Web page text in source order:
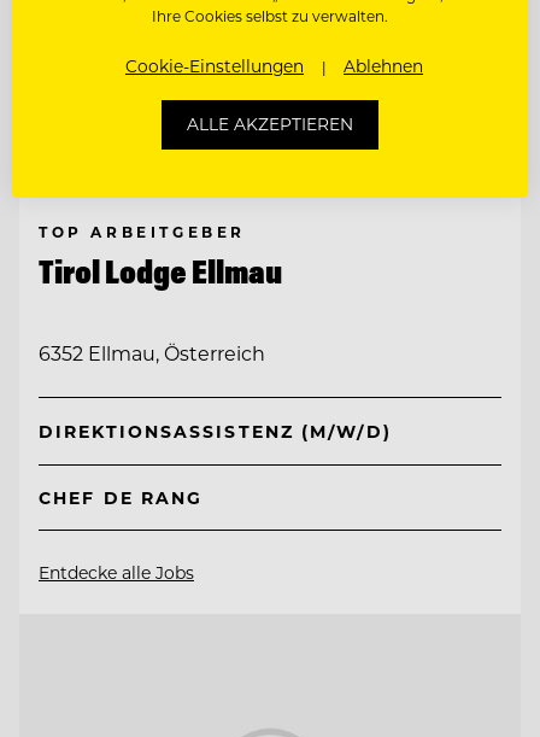
TOP ARBEITGEBER
Tirol Lodge Ellmau
6352 Ellmau, Österreich
DIREKTIONSASSISTENZ (M/W/D)
CHEF DE RANG
Entdecke alle Jobs
Ihre Cookies selbst zu verwalten.
Cookie-Einstellungen Ablehnen
ALLE AKZEPTIEREN